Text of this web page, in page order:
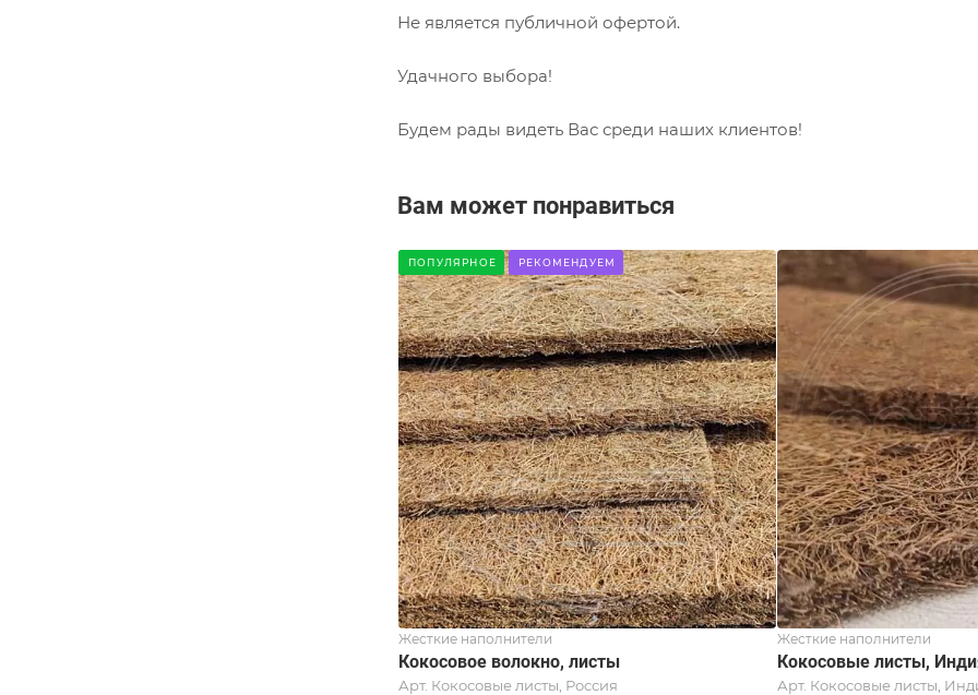
Не является публичной офертой.
Удачного выбора!
Будем рады видеть Вас среди наших клиентов!
Вам может понравиться
ПОПУЛЯРНОЕ РЕКОМЕНДУЕМ
Жесткие наполнители
Кокосовое волокно, листы
Арт. Кокосовые листы, Россия
Жесткие наполнители
Кокосовые листы,
Арт. Кокосовые листы,